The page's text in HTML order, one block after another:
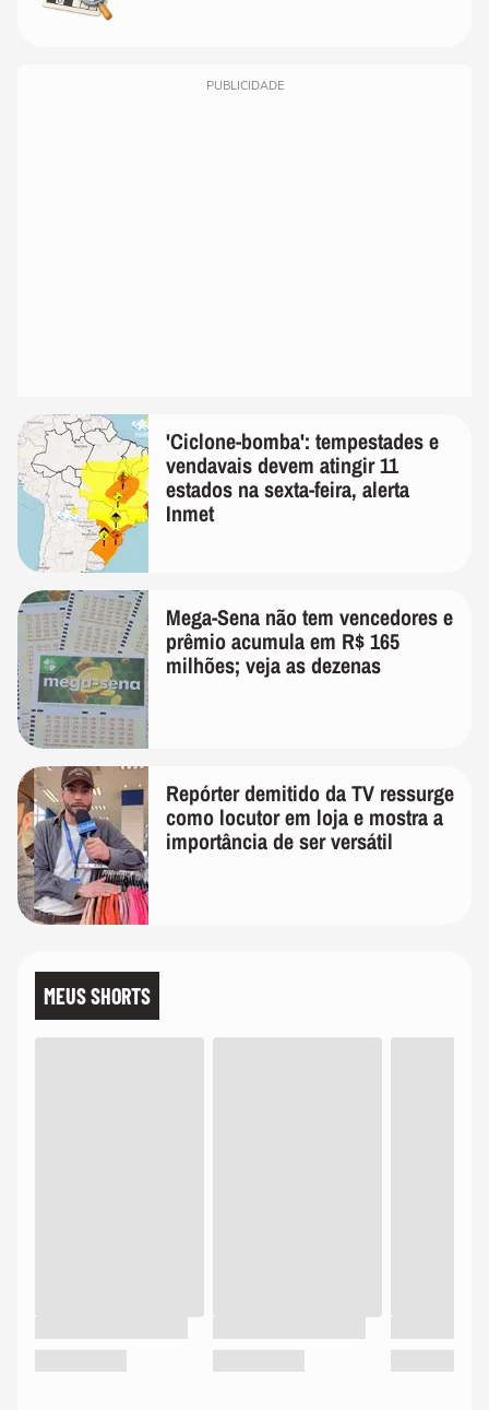
PUBLICIDADE
'Ciclone-bomba': tempestades e
vendavais devem atingir 11
estados na sexta-feira, alerta
Inmet
Mega-Sena não tem vencedores e
prêmio acumula em R$ 165
milhões; veja as dezenas
Repórter demitido da TV ressurge
como locutor em loja e mostra a
importância de ser versátil
MEUS SHORTS